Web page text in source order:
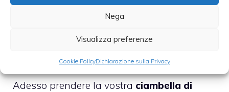
Nega
Visualizza preferenze
Cookie PolicyDichiarazione sulla Privacy
Lasciate cuocere le verdure e i pomodori
ancora per qualche minuto per lasciare
Adesso prendere la vostra ciambella di